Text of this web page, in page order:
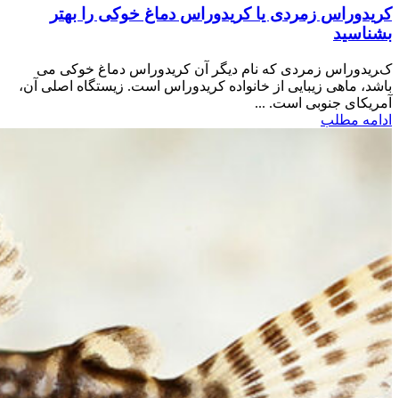
کریدوراس زمردی یا کریدوراس دماغ خوکی را بهتر
بشناسید
کریدوراس زمردی که نام دیگر آن کریدوراس دماغ خوکی می
باشد، ماهی زیبایی از خانواده کریدوراس است. زیستگاه اصلی آن،
آمریکای جنوبی است. ...
ادامه مطلب